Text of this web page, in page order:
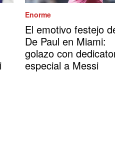
Enorme
El emotivo festejo
De Paul en Miami:
golazo con
especial a Messi